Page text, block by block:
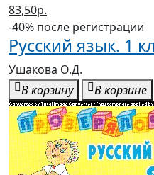
83,50р.
-40% после регистрации
Русский язык. 1
Ушакова О.Д.
В корзину
В корзине